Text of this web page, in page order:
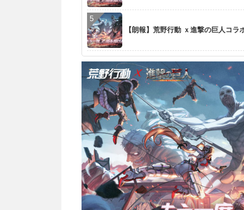
【朗報】荒野行動 ｘ進撃の巨人